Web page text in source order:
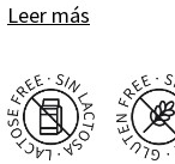
Leer más